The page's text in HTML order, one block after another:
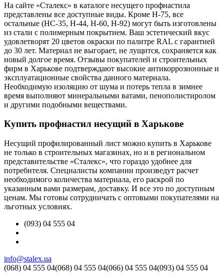
На сайте «Сталекс» в каталоге несущего профнастила
представлены все доступные виды. Кроме Н-75, все
остальные (НС-35, Н-44, Н-60, Н-92) могут быть изготовлены
из стали с полимерным покрытием. Ваш эстетический вкус
удовлетворят 20 цветов окраски по палитре RAL с гарантией
до 30 лет. Материал не выгорает, не лущится, сохраняется как
новый долгое время. Отзывы покупателей и строительных
фирм в Харькове подтверждают высокие антикоррозионные и
эксплуатационные свойства данного материала.
Необходимую изоляцию от шума и потерь тепла в зимнее
время выполняют минеральными ватами, пенополистиролом
и другими подобными веществами.
Купить профнастил несущий в Харькове
Несущий профилированный лист можно купить в Харькове
не только в строительных магазинах, но и в региональном
представительстве «Сталекс», что гораздо удобнее для
потребителя. Специалисты компании произведут расчет
необходимого количества материала, его раскрой по
указанным вами размерам, доставку. И все это по доступным
ценам. Мы готовы сотрудничать с оптовыми покупателями на
льготных условиях.
(093) 04 555 04
info@stalex.ua
(068) 04 555 04(068) 04 555 04(066) 04 555 04(093) 04 555 04